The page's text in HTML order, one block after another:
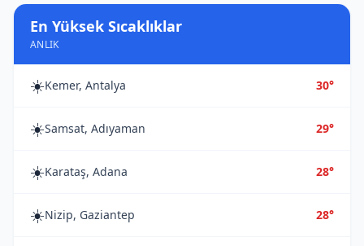
En Yüksek Sıcaklıklar
ANLIK
☀️Kemer, Antalya 30°
☀️Samsat, Adıyaman 29°
☀️Karataş, Adana 28°
☀️Nizip, Gaziantep 28°